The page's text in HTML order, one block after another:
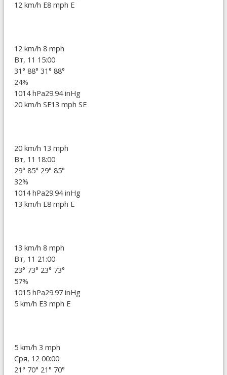
12 km/h E8 mph E
12 km/h 8 mph
Вт, 11 15:00
31° 88° 31° 88°
24%
1014 hPa29.94 inHg
20 km/h SE13 mph SE
20 km/h 13 mph
Вт, 11 18:00
29° 85° 29° 85°
32%
1014 hPa29.94 inHg
13 km/h E8 mph E
13 km/h 8 mph
Вт, 11 21:00
23° 73° 23° 73°
57%
1015 hPa29.97 inHg
5 km/h E3 mph E
5 km/h 3 mph
Сря, 12 00:00
21° 70° 21° 70°